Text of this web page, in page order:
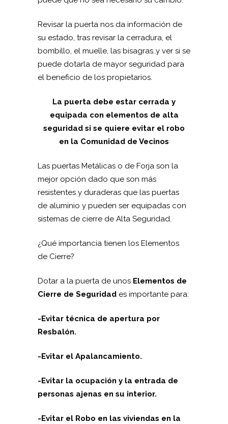
Revisar la puerta nos da información de
su estado, tras revisar la cerradura, el
bombillo, el muelle, las bisagras..y ver si se
puede dotarla de mayor seguridad para
el beneficio de los propietarios.
La puerta debe estar cerrada y
equipada con elementos de alta
seguridad si se quiere evitar el robo
en la Comunidad de Vecinos
Las puertas Metálicas o de Forja son la
mejor opción dado que son más
resistentes y duraderas que las puertas
de aluminio y pueden ser equipadas con
sistemas de cierre de Alta Seguridad.
¿Qué importancia tienen los Elementos
de Cierre?
Dotar a la puerta de unos Elementos de
Cierre de Seguridad es importante para:
-Evitar técnica de apertura por
Resbalón.
-Evitar el Apalancamiento.
-Evitar la ocupación y la entrada de
personas ajenas en su interior.
-Evitar el Robo en las viviendas en la